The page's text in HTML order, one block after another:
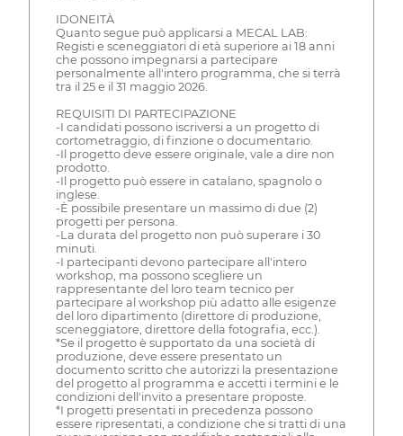
IDONEITÀ
Quanto segue può applicarsi a MECAL LAB:
Registi e sceneggiatori di età superiore ai 18 anni
che possono impegnarsi a partecipare
personalmente all'intero programma, che si terrà
tra il 25 e il 31 maggio 2026.
REQUISITI DI PARTECIPAZIONE
-I candidati possono iscriversi a un progetto di
cortometraggio, di finzione o documentario.
-Il progetto deve essere originale, vale a dire non
prodotto.
-Il progetto può essere in catalano, spagnolo o
inglese.
-È possibile presentare un massimo di due (2)
progetti per persona.
-La durata del progetto non può superare i 30
minuti.
-I partecipanti devono partecipare all'intero
workshop, ma possono scegliere un
rappresentante del loro team tecnico per
partecipare al workshop più adatto alle esigenze
del loro dipartimento (direttore di produzione,
sceneggiatore, direttore della fotografia, ecc.).
*Se il progetto è supportato da una società di
produzione, deve essere presentato un
documento scritto che autorizzi la presentazione
del progetto al programma e accetti i termini e le
condizioni dell'invito a presentare proposte.
*I progetti presentati in precedenza possono
essere ripresentati, a condizione che si tratti di una